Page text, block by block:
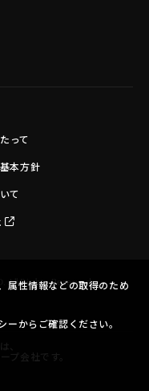
って
本方針
て
All Rights Reserved.
属性情報などの取得のため
からご確認ください。
、
プ会社です。